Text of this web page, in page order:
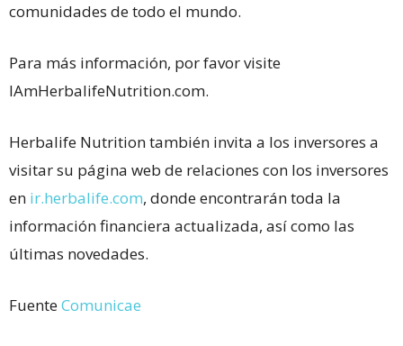
comunidades de todo el mundo.
Para más información, por favor visite
IAmHerbalifeNutrition.com.
Herbalife Nutrition también invita a los inversores a
visitar su página web de relaciones con los inversores
en ir.herbalife.com, donde encontrarán toda la
información financiera actualizada, así como las
últimas novedades.
FuenteComunicae